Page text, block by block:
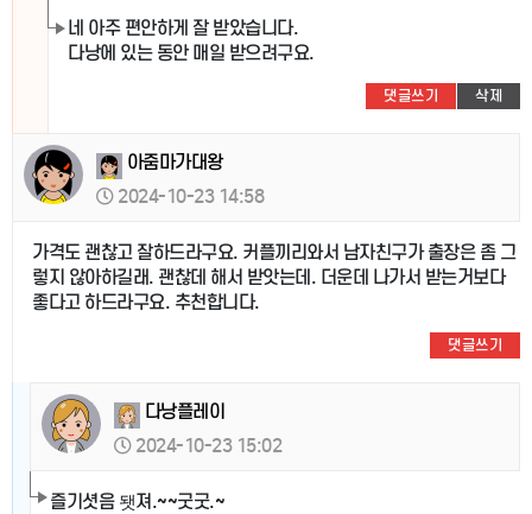
네 아주 편안하게 잘 받았습니다.
다낭에 있는 동안 매일 받으려구요.
댓글쓰기 삭제
아줌마가대왕
2024-10-23 14:58
가격도 괜찮고 잘하드라구요. 커플끼리와서 남자친구가 출장은 좀 그
렇지 않아하길래. 괜찮데 해서 받앗는데. 더운데 나가서 받는거보다
좋다고 하드라구요. 추천합니다.
댓글쓰기
다낭플레이
2024-10-23 15:02
즐기셧음 됏져.~~굿굿.~